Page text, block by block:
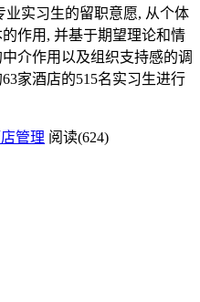
实习生的留职意愿, 从个体
作用, 并基于期望理论和情
介作用以及组织支持感的调
家酒店的515名实习生进行
管理 阅读(624)